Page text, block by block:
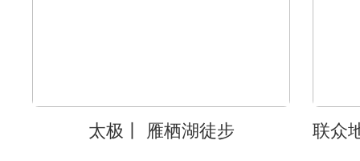
太极丨 雁栖湖徒步